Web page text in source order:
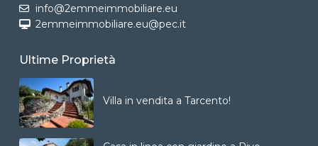
info@2emmeimmobiliare.eu
2emmeimmobiliare.eu@pec.it
Ultime Proprietà
Villa in vendita a Tarcento!